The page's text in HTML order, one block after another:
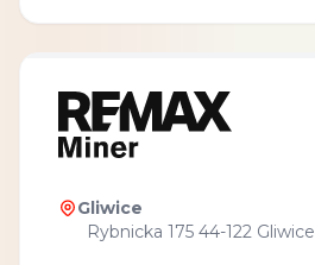
Gliwice
Rybnicka 175 44-122 Gliwice